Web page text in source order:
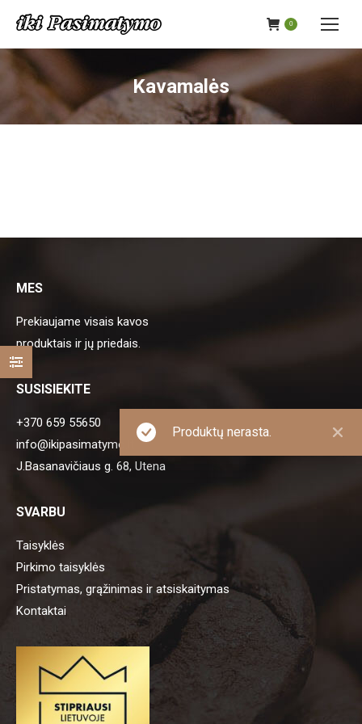
0
Kavamalės
Produktų nerasta.
MES
Prekiaujame visais kavos
produktais ir jų priedais.
SUSISIEKITE
+370 659 55650
info@ikipasimatymo.lt
J.Basanavičiaus g. 68, Utena
SVARBU
Taisyklės
Pirkimo taisyklės
Pristatymas, grąžinimas ir atsiskaitymas
Kontaktai